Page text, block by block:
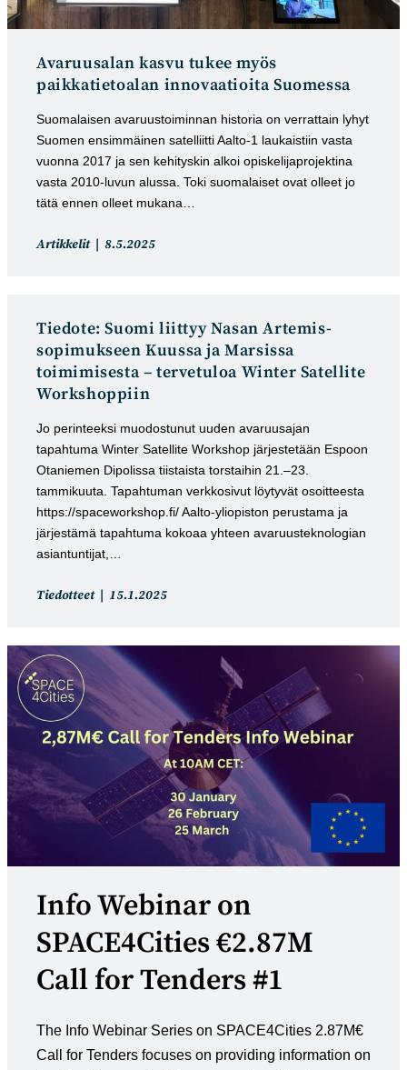
Avaruusalan kasvu tukee myös
paikkatietoalan innovaatioita Suomessa
Suomalaisen avaruustoiminnan historia on verrattain lyhyt
Suomen ensimmäinen satelliitti Aalto-1 laukaistiin vasta
vuonna 2017 ja sen kehityskin alkoi opiskelijaprojektina
vasta 2010-luvun alussa. Toki suomalaiset ovat olleet jo
tätä ennen olleet mukana…
Artikkelin
Artikkelit
Artikkeli
8.5.2025
Tiedote: Suomi liittyy Nasan Artemis-
sopimukseen Kuussa ja Marsissa
toimimisesta – tervetuloa Winter Satellite
Workshoppiin
Jo perinteeksi muodostunut uuden avaruusajan
tapahtuma Winter Satellite Workshop järjestetään Espoon
Otaniemen Dipolissa tiistaista torstaihin 21.–23.
tammikuuta. Tapahtuman verkkosivut löytyvät osoitteesta
https://spaceworkshop.fi/ Aalto-yliopiston perustama ja
järjestämä tapahtuma kokoaa yhteen avaruusteknologian
asiantuntijat,…
Artikkelin
Tiedotteet
Artikkeli
15.1.2025
Info Webinar on
SPACE4Cities €2.87M
Call for Tenders #1
The Info Webinar Series on SPACE4Cities 2.87M€
Call for Tenders focuses on providing information on